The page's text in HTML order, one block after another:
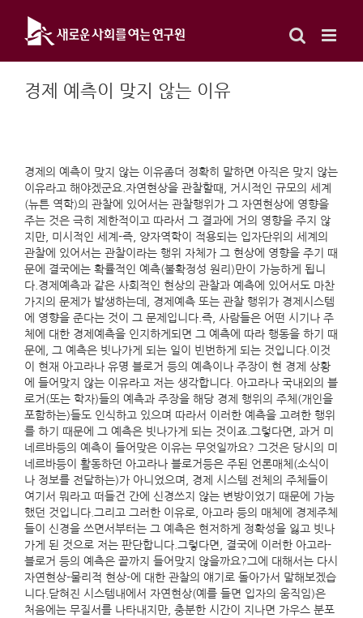
content
경제 예측이 맞지 않는 이유
경제의 예측이 맞지 않는 이유좀더 정확히 말하면 아직은 맞지 않는
이유라고 해야겠군요.자연현상을 관찰할때, 거시적인 규모의 세계
(뉴튼 역학)의 관찰에 있어서는 관찰행위가 그 자연현상에 영향을
주는 것은 극히 제한적이고 따라서 그 결과에 거의 영향을 주지 않
지만, 미시적인 세계-즉, 양자역학이 적용되는 입자단위의 세계의
관찰에 있어서는 관찰이라는 행위 자체가 그 현상에 영향을 주기 때
문에 결국에는 확률적인 예측(불확정성 원리)만이 가능하게 됩니
다.경제예측과 같은 사회적인 현상의 관찰과 예측에 있어서도 마찬
가지의 문제가 발생하는데, 경제예측 또는 관찰 행위가 경제시스템
에 영향을 준다는 것이 그 문제입니다.즉, 사람들은 어떤 시기나 주
체에 대한 경제예측을 인지하게되면 그 예측에 따라 행동을 하기 때
문에, 그 예측은 빗나가게 되는 일이 빈번하게 되는 것입니다.이것
이 현재 아고라나 유명 블로거 등의 예측이나 주장이 현 경제 상황
에 들어맞지 않는 이유라고 저는 생각합니다. 아고라나 국내외의 블
로거(또는 학자)들의 예측과 주장을 해당 경제 행위의 주체(개인을
포함하는)들도 인식하고 있으며 따라서 이러한 예측을 고려한 행위
를 하기 때문에 그 예측은 빗나가게 되는 것이죠.그렇다면, 과거 미
네르바등의 예측이 들어맞은 이유는 무엇일까요? 그것은 당시의 미
네르바등이 활동하던 아고라나 블로거등은 주된 언론매체(소식이
나 정보를 전달하는)가 아니었으며, 경제 시스템 전체의 주체들이
여기서 뭐라고 떠들건 간에 신경쓰지 않는 변방이었기 때문에 가능
했던 것입니다.그리고 그러한 이유로, 아고라 등의 매체에 경제주체
들이 신경을 쓰면서부터는 그 예측은 현저하게 정확성을 잃고 빗나
가게 된 것으로 저는 판단합니다.그렇다면, 결국에 이러한 아고라-
블로거 등의 예측은 끝까지 들어맞지 않을까요?그에 대해서는 다시
자연현상-물리적 현상-에 대한 관찰의 얘기로 돌아가서 말해보겠습
니다.닫혀진 시스템내에서 자연현상(예를 들면 입자의 움직임)은
처음에는 무질서를 나타내지만, 충분한 시간이 지나면 가우스 분포